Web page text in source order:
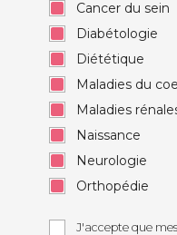
Cancer du sein
Diabétologie
Diététique
Maladies du
Maladies
Naissance
Neurologie
Orthopédie
J'accepte que